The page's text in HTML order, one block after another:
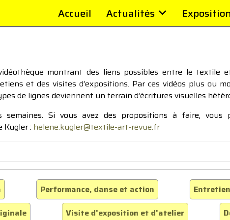
Accueil Actualités
montrant des liens possibles entre le textile
et des visites d’expositions. Par ces vidéos plus ou
de lignes deviennent un terrain d’écritures visuelles
Si vous avez des propositions à faire, vous
Kugler : helene.kugler@textile-art-revue.fr
Performance, danse et action
Visite d'exposition et d'atelier